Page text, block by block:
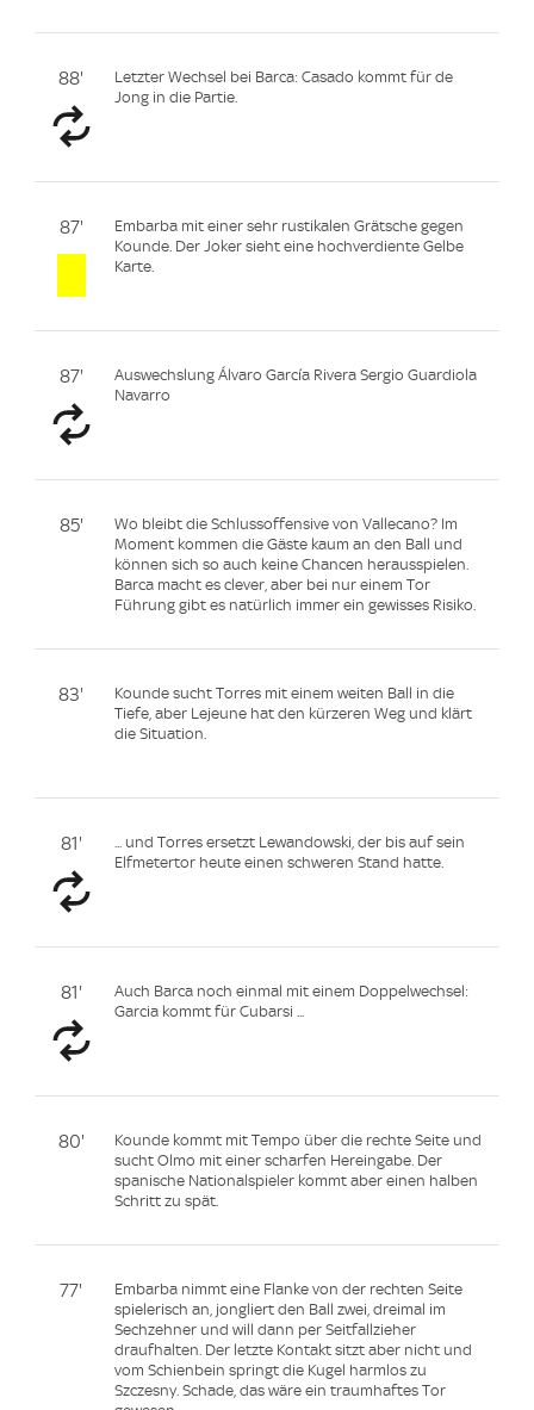
88'
Letzter Wechsel bei Barca: Casado kommt für de
Jong in die Partie.
87'
Embarba mit einer sehr rustikalen Grätsche gegen
Kounde. Der Joker sieht eine hochverdiente Gelbe
Karte.
87'
Auswechslung Álvaro García Rivera Sergio Guardiola
Navarro
85'
Wo bleibt die Schlussoffensive von Vallecano? Im
Moment kommen die Gäste kaum an den Ball und
können sich so auch keine Chancen herausspielen.
Barca macht es clever, aber bei nur einem Tor
Führung gibt es natürlich immer ein gewisses Risiko.
83'
Kounde sucht Torres mit einem weiten Ball in die
Tiefe, aber Lejeune hat den kürzeren Weg und klärt
die Situation.
81'
... und Torres ersetzt Lewandowski, der bis auf sein
Elfmetertor heute einen schweren Stand hatte.
81'
Auch Barca noch einmal mit einem Doppelwechsel:
Garcia kommt für Cubarsi ...
80'
Kounde kommt mit Tempo über die rechte Seite und
sucht Olmo mit einer scharfen Hereingabe. Der
spanische Nationalspieler kommt aber einen halben
Schritt zu spät.
77'
Embarba nimmt eine Flanke von der rechten Seite
spielerisch an, jongliert den Ball zwei, dreimal im
Sechzehner und will dann per Seitfallzieher
draufhalten. Der letzte Kontakt sitzt aber nicht und
vom Schienbein springt die Kugel harmlos zu
Szczesny. Schade, das wäre ein traumhaftes Tor